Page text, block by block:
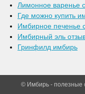
Лимонное варенье
Где можно купить
Имбирное печенье
Имбирный эль
Гринфилд имбирь
© Имбирь - полезные